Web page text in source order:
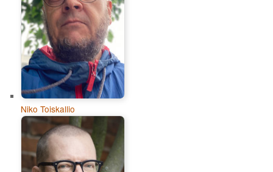
Niko Toiskallio